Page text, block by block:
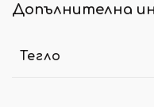
Допълнителна
Тегло